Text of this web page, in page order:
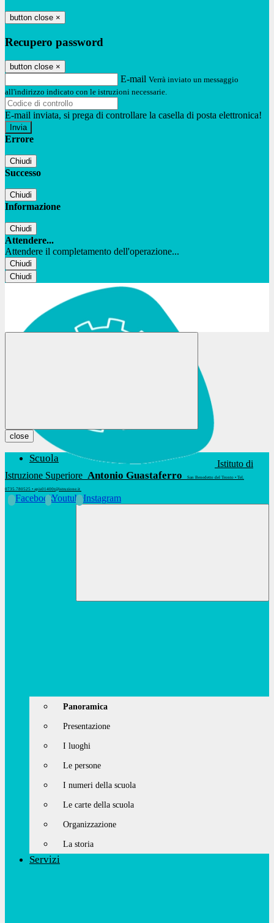
button close ×
Recupero password
button close ×
E-mail Verrà inviato un messaggio
all'indirizzo indicato con le istruzioni necessarie.
E-mail inviata, si prega di controllare la casella di posta elettronica!
Errore
Chiudi
Successo
Chiudi
Informazione
Chiudi
Attendere...
Attendere il completamento dell'operazione...
Chiudi
Chiudi
Istituto di
Istruzione Superiore Antonio Guastaferro San Benedetto del Tronto • Tel.
0735.780525 • apis01400t@istruzione.it
FacebookYoutubeInstagram
close
Scuola
Panoramica
Presentazione
I luoghi
Le persone
I numeri della scuola
Le carte della scuola
Organizzazione
La storia
Servizi